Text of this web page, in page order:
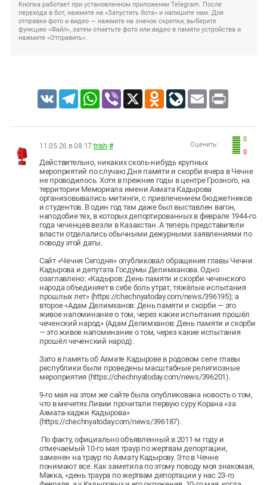
Кнопка работает при установленном приложении Telegram. После
перехода в бот, нажмите на «Запустить бота» и напишите нам. Для
отправки фото и видео — нажмите на значок скрепки, выберите
функцию «Файл», затем отметьте фото или видео в памяти устройства и
нажмите «Отправить».
VK TelegramWhatsApp
Viber X Odnoklassniki
LiveJournal
Email Print
0
0
Оценить:
11.05.26 в 08:17 trish #
Действительно, никаких сколь-нибудь крупных
мероприятий по случаю Дня памяти и скорби вчера в Чечне
не проводилось. Хотя в прежние годы в центре Грозного, на
территории Мемориала имени Ахмата Кадырова
организовывались митинги, с привлечением бюджетников
и студентов. В один год там даже был выставлен вагон,
наподобие тех, в которых депортированных в феврале 1944-го
года чеченцев везли в Казахстан. А теперь представители
власти отделались обычными дежурными заявлениями по
поводу этой даты.
Сайт «Чечня Сегодня» опубликовал обращения главы Чечни
Кадырова и депутата Госдумы Делимханова. Одно
озаглавлено: «Кадыров: День памяти и скорби чеченского
народа объединяет в себе боль утрат, тяжёлые испытания
прошлых лет» (https://chechnyatoday.com/news/396195); а
второе «Адам Делимханов: День памяти и скорби — это
живое напоминание о том, через какие испытания прошёл
чеченский народ» (Адам Делимханов: День памяти и скорби
— это живое напоминание о том, через какие испытания
прошёл чеченский народ).
Зато в память об Ахмате Кадырове в родовом селе главы
республики были проведены масштабные религиозные
мероприятия (https://chechnyatoday.com/news/396201).
9-го мая на этом же сайте была опубликована новость о том,
что в мечетях Ливии прочитали первую суру Корана «за
Ахмата-хаджи Кадырова»
(https://chechnyatoday.com/news/396187).
По факту, официально объявленный в 2011-м году и
отмечаемый 10-го мая траур по жертвам депортации,
заменен на траур по Ахмату Кадырову. Это в Чечне
понимают все. Как заметила по этому поводу моя знакомая,
Макка, «день траура по жертвам депортации у нас 23-го